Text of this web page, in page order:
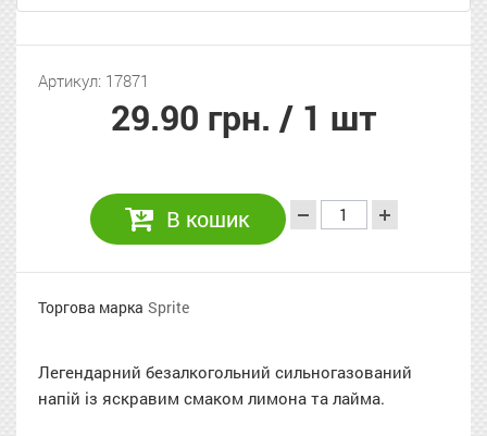
Артикул: 17871
29.90 грн. / 1 шт
В кошик
Торгова марка Sprite
Легендарний безалкогольний сильногазований
напій із яскравим смаком лимона та лайма.